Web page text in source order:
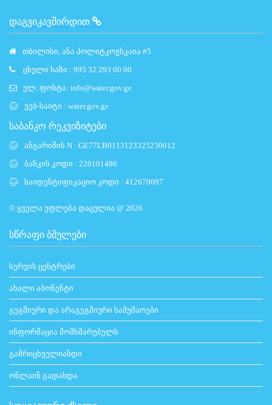
ᲓᲐᲒᲕᲘᲙᲐᲕᲨᲘᲠᲓᲘᲗ
თბილისი, ანა პოლიტკოვსკაია #5
ცხელი ხაზი : 995 32 293 00 00
ელ. ფოსტა: info@water.gov.ge
ვებ-საიტი : water.gov.ge
საბანკო რეკვიზიტები
ანგარიშის N : GE77LB0113123325230012
ბანკის კოდი : 220101480
საიდენტიფიკაციო კოდი : 412670097
© ყველა უფლება დაცულია @ 2026
ᲡᲬᲠᲐᲤᲘ ᲑᲛᲣᲚᲔᲑᲘ
სერვის ცენტრები
ახალი აბონენტი
გეგმიური და არაგეგმიური სამუშაოები
ინფორმაცია მომხმარებელს
გამრიცხველიანდი
ონლაინ გადახდა